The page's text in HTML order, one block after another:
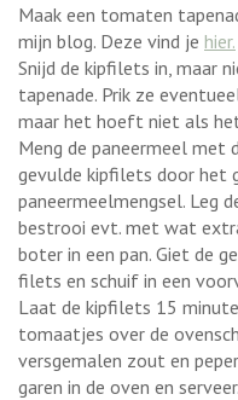
Maak een tomaten
mijn blog. Deze vind je hier.
Snijd de kipfilets in, maar
tapenade. Prik ze
maar het hoeft niet als
Meng de paneermeel met
gevulde kipfilets door het
paneermeelmengsel. Leg
bestrooi evt. met wat
boter in een pan. Giet de
filets en schuif in een
Laat de kipfilets 15
tomaatjes over de
versgemalen zout en
garen in de oven en serveer.